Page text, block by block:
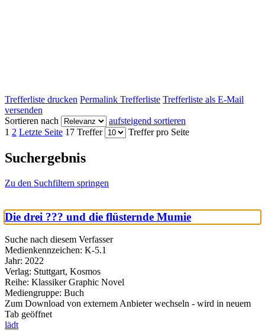
Trefferliste drucken Permalink Trefferliste Trefferliste als E-Mail
versenden
Sortieren nach
aufsteigend sortieren
1 2 Letzte Seite 17 Treffer Treffer pro Seite
Suchergebnis
Zu den Suchfiltern springen
Die drei ??? und die flüsternde Mumie
Suche nach diesem Verfasser
Medienkennzeichen: K-5.1
Jahr: 2022
Verlag: Stuttgart, Kosmos
Reihe: Klassiker Graphic Novel
Mediengruppe: Buch
Zum Download von externem Anbieter wechseln - wird in neuem
Tab geöffnet
lädt